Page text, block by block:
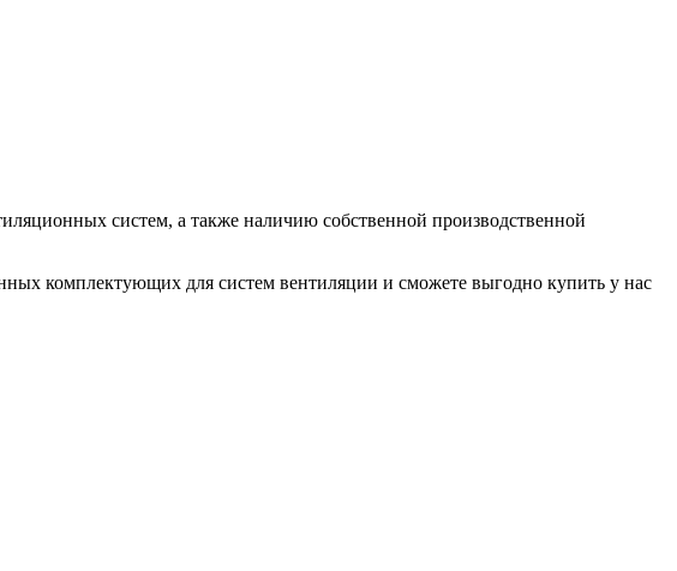
систем, а также наличию собственной производственной
комплектующих для систем вентиляции и сможете выгодно купить у нас